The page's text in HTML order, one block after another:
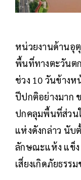
หน่วยงานด้านอุ
พื้นที่ทางตะวันต
ช่วง 10 วันข้าง
ปีปกติอย่างมาก
ปกคลุมพื้นที่ส่ว
แห่งดังกล่าว นับ
ลักษณะแห้ง แข็ง
เสี่ยงเกิดภัยธรร